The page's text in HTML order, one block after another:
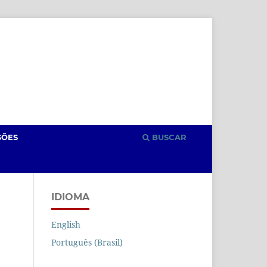
BUSCAR
IDIOMA
English
Português (Brasil)